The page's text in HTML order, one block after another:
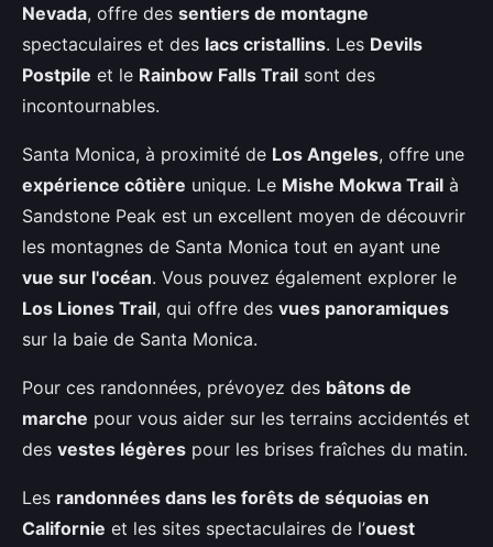
Nevada, offre des sentiers de montagne
spectaculaires et des lacs cristallins. Les Devils
Postpile et le Rainbow Falls Trail sont des
incontournables.
Santa Monica, à proximité de Los Angeles, offre une
expérience côtière unique. Le Mishe Mokwa Trail à
Sandstone Peak est un excellent moyen de découvrir
les montagnes de Santa Monica tout en ayant une
vue sur l'océan. Vous pouvez également explorer le
Los Liones Trail, qui offre des vues panoramiques
sur la baie de Santa Monica.
Pour ces randonnées, prévoyez des bâtons de
marche pour vous aider sur les terrains accidentés et
des vestes légères pour les brises fraîches du matin.
Les randonnées dans les forêts de séquoias en
Californie et les sites spectaculaires de l’ouest